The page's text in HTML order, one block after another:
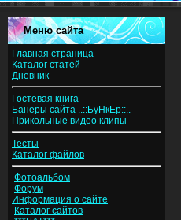
Меню сайта
Главная страница
Каталог статей
Дневник
Гостевая книга
Банеры сайта ..::БуНкЕр::..
Прикольные видео клипы
Тесты
Каталог файлов
Фотоальбом
Форум
Информация о сайте
Каталог сайтов